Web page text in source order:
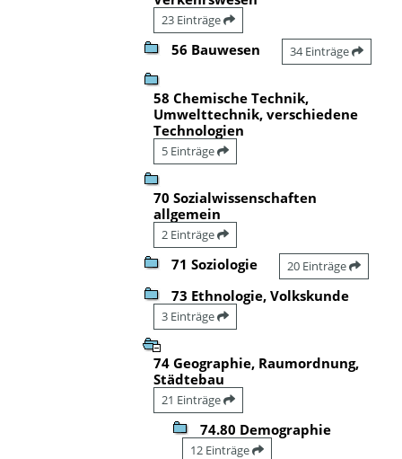
23 Einträge
56 Bauwesen 34 Einträge
58 Chemische Technik,
Umwelttechnik, verschiedene
Technologien
5 Einträge
70 Sozialwissenschaften
allgemein
2 Einträge
71 Soziologie 20 Einträge
73 Ethnologie, Volkskunde
3 Einträge
74 Geographie, Raumordnung,
Städtebau
21 Einträge
74.80 Demographie
12 Einträge